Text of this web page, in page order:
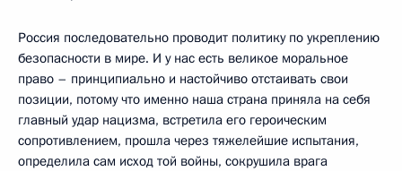
Россия последовательно проводит политику по укреплению
безопасности в мире. И у нас есть великое моральное
право – принципиально и настойчиво отстаивать свои
позиции, потому что именно наша страна приняла на себя
главный удар нацизма, встретила его героическим
сопротивлением, прошла через тяжелейшие испытания,
определила сам исход той войны, сокрушила врага